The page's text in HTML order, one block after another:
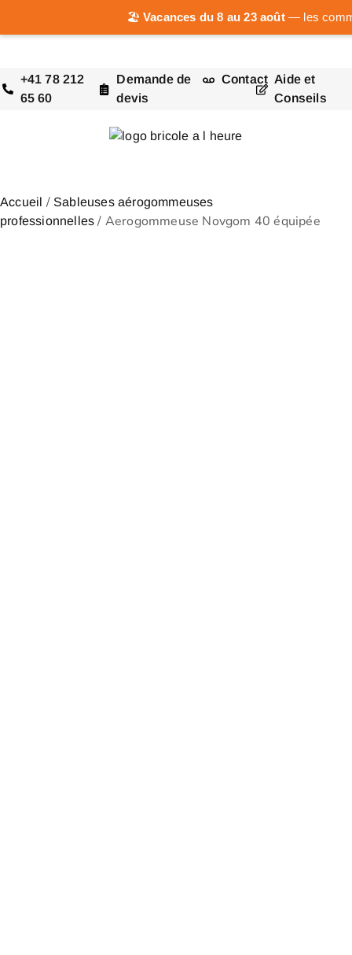
🏖️Vacances du 8 au 23 août— les
+41 78 212
65 60
Demande de
devis
Contact Aide et
Conseils
Accueil / Sableuses aérogommeuses
professionnelles / Aerogommeuse Novgom 40 équipée